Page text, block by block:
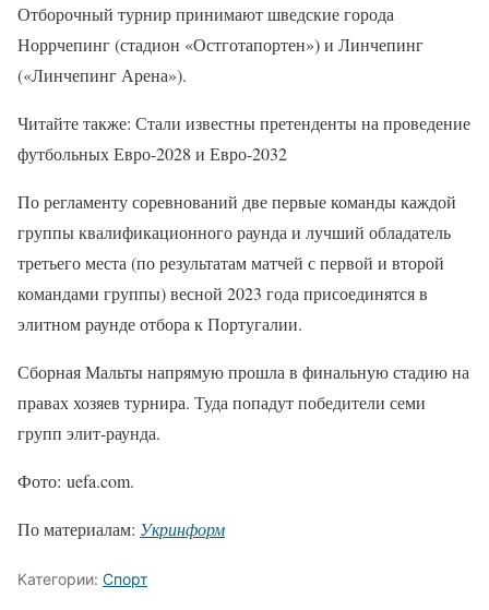
Отборочный турнир принимают шведские города
Норрчепинг (стадион «Остготапортен») и Линчепинг
(«Линчепинг Арена»).
Читайте также: Стали известны претенденты на проведение
футбольных Евро-2028 и Евро-2032
По регламенту соревнований две первые команды каждой
группы квалификационного раунда и лучший обладатель
третьего места (по результатам матчей с первой и второй
командами группы) весной 2023 года присоединятся в
элитном раунде отбора к Португалии.
Сборная Мальты напрямую прошла в финальную стадию на
правах хозяев турнира. Туда попадут победители семи
групп элит-раунда.
Фото: uefa.com.
По материалам: Укринформ
Категории: Спорт